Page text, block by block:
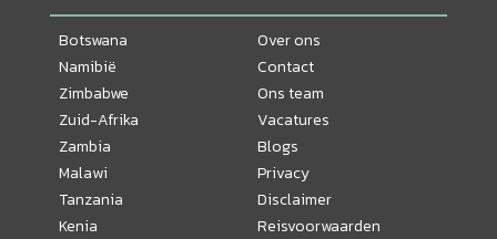
Botswana
Namibië
Zimbabwe
Zuid-Afrika
Zambia
Malawi
Tanzania
Kenia
Over ons
Contact
Ons team
Vacatures
Blogs
Privacy
Disclaimer
Reisvoorwaarden